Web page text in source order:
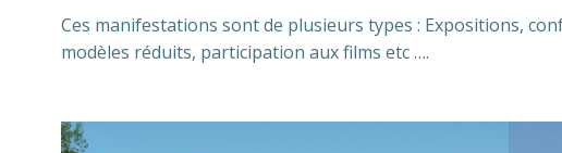
Ces manifestations sont de plusieurs types : Expositions,
modèles réduits, participation aux films etc ….